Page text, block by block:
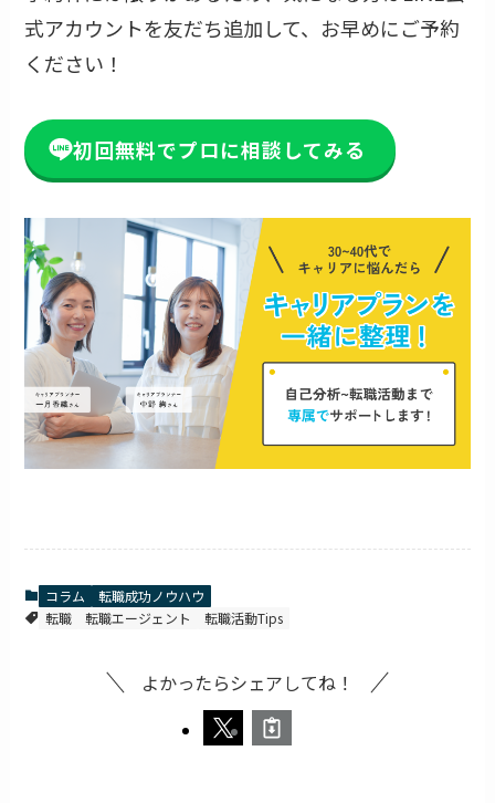
式アカウントを友だち追加して、お早めにご予約
ください！
初回無料でプロに相談してみる
コラム
転職成功ノウハウ
転職
転職エージェント 転職活動Tips
よかったらシェアしてね！